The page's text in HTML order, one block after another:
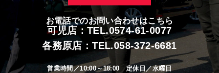
お電話でのお問い合わせはこちら
可児店：TEL.0574-61-0077
各務原店：TEL.058-372-6681
営業時間／10:00～18:00 定休日／水曜日